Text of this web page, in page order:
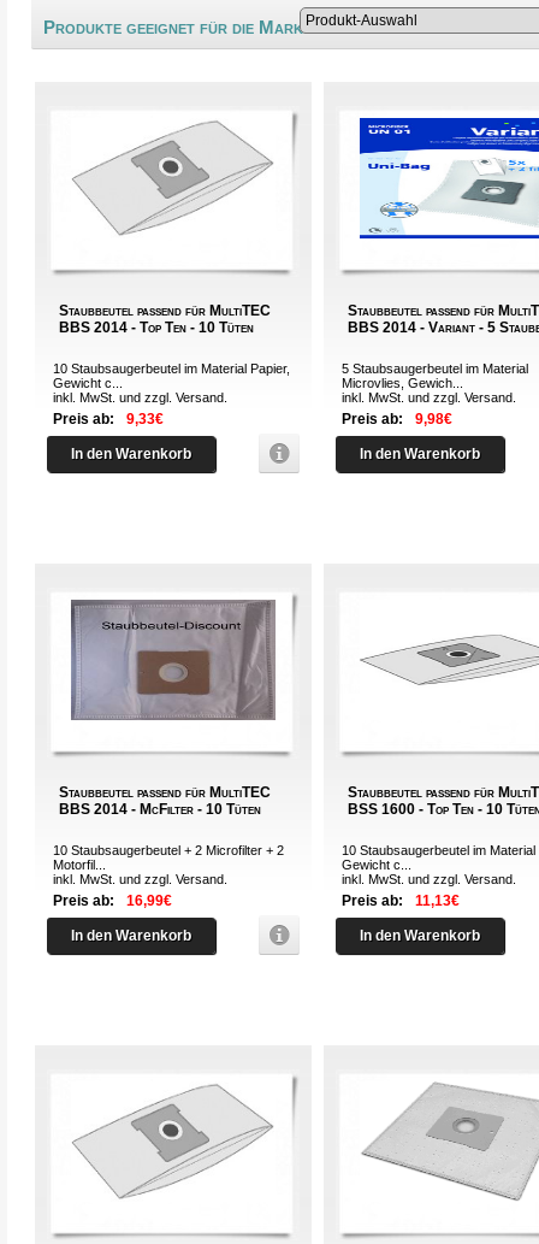
Produkte geeignet für die Marke MultiTEC®
Staubbeutel passend für MultiTEC
BBS 2014 - Top Ten - 10 Tüten
10 Staubsaugerbeutel im Material Papier,
Gewicht c...
inkl. MwSt. und zzgl.Versand
Preis ab: 9,33€
In den Warenkorb
Staubbeutel passend für
BBS 2014 - Variant - 5
5 Staubsaugerbeutel im Material
Microvlies, Gewich...
inkl. MwSt. und zzgl.Versand
Preis ab: 9,98€
In den Warenkorb
Staubbeutel passend für MultiTEC
BBS 2014 - McFilter - 10 Tüten
10 Staubsaugerbeutel + 2 Microfilter + 2
Motorfil...
inkl. MwSt. und zzgl.Versand
Preis ab: 16,99€
In den Warenkorb
Staubbeutel passend für
BSS 1600 - Top Ten - 10
10 Staubsaugerbeutel im Material
Gewicht c...
inkl. MwSt. und zzgl.Versand
Preis ab: 11,13€
In den Warenkorb